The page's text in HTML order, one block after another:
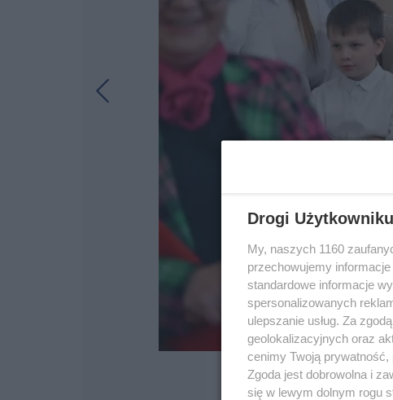
Drogi
My, naszych 1160
przechowujemy
standardowe informacje
spersonalizowanych
ulepszanie usług. Za
geolokalizacyjnych oraz
cenimy Twoją prywatność,
Zgoda jest dobrowolna i
się w lewym dolnym rogu